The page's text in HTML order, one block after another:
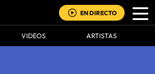
EN DIRECTO
VIDEOS ARTISTAS